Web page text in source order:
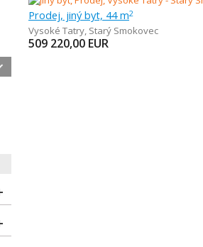
Prodej, jiný byt, 44 m2
Vysoké Tatry, Starý Smokovec
509 220,00 EUR